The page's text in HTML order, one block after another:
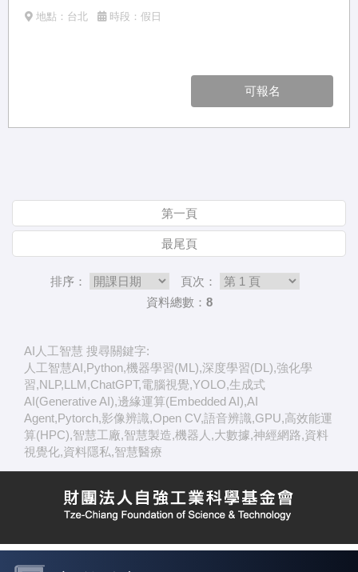
地點：台北 時段：假日
可報名
第一頁
最尾頁
排序：
頁次：
資料總數：8
AI人工智慧 搜尋關鍵字:
人工智慧AI,Python,機器學習(ML),深度學習(DL),強化學
習,NLP,LLM,ChatGPT,電腦視覺,YOLO,生成式
AI(Generative AI),邊緣運算(Embedded AI),AI
Agent,Pytorch,影像辨識,Open CV,語音辨識,GPU,高效能運
算(HPC),智慧工廠,智慧製造,機器人,大數據,神經網路,資料
視覺化,資料隱私,智慧醫療